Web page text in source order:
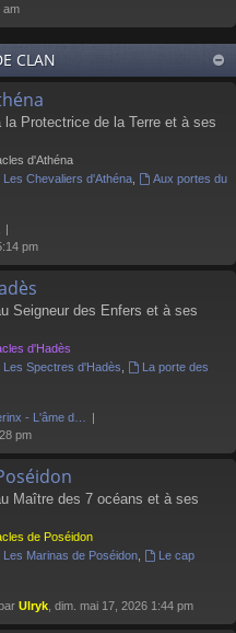
am
CLAN
la Protectrice de la Terre et à ses
d'Athéna
Les Chevaliers d'Athéna,
Aux portes du
pm
Seigneur des Enfers et à ses
d'Hadès
Les Spectres d'Hadès
La porte des
- L'âme d…
pm
Maître des 7 océans et à ses
de Poséidon
Les Marinas de Poséidon,
Le cap
Ulryk , dim. mai 17, 2026 1:44 pm